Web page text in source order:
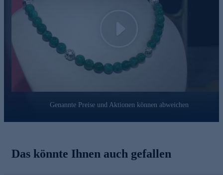
natürliche Eleganz mit zeitlosem Stil verbindet und Sie bei
jedem Anlass stilvoll in Szene setzt.
Play
Genannte Preise und Aktionen können abweichen
Das könnte Ihnen auch gefallen